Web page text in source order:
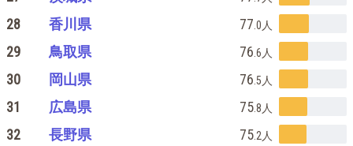
28 香川県 77 .0 人
29 鳥取県 76 .6 人
30 岡山県 76 .5 人
31 広島県 75.8 人
32 長野県 75 .2 人